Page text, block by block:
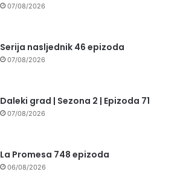
07/08/2026
Serija nasljednik 46 epizoda
07/08/2026
Daleki grad | Sezona 2 | Epizoda 71
07/08/2026
La Promesa 748 epizoda
06/08/2026